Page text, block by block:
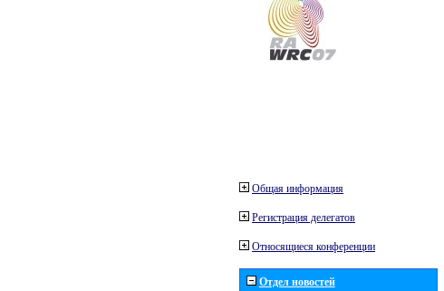
Общая информация
Регистрация делегатов
Относящиеся конференции
Отдел новостей